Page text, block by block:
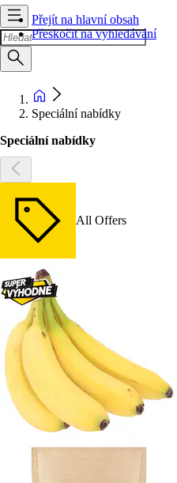
Přejít na hlavní obsah
Přeskočit na vyhledávání
Speciální nabídky
Speciální nabídky
All Offers